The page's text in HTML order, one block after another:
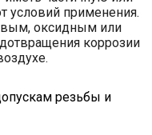
условий применения.
оксидным или
коррозии
резьбы и